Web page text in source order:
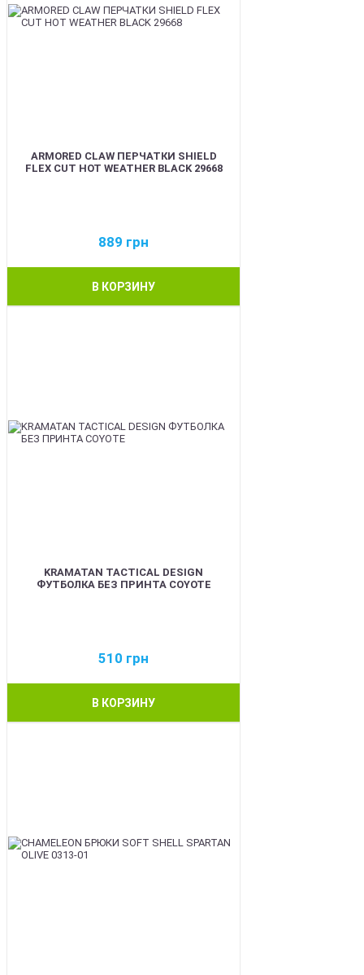
ARMORED CLAW ПЕРЧАТКИ SHIELD
FLEX CUT HOT WEATHER BLACK 29668
889 грн
В КОРЗИНУ
KRAMATAN TACTICAL DESIGN
ФУТБОЛКА БЕЗ ПРИНТА COYOTE
510 грн
В КОРЗИНУ